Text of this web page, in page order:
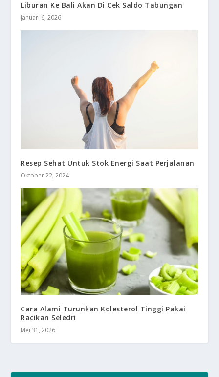
Liburan Ke Bali Akan Di Cek Saldo Tabungan
Januari 6, 2026
Resep Sehat Untuk Stok Energi Saat Perjalanan
Oktober 22, 2024
Cara Alami Turunkan Kolesterol Tinggi Pakai
Racikan Seledri
Mei 31, 2026